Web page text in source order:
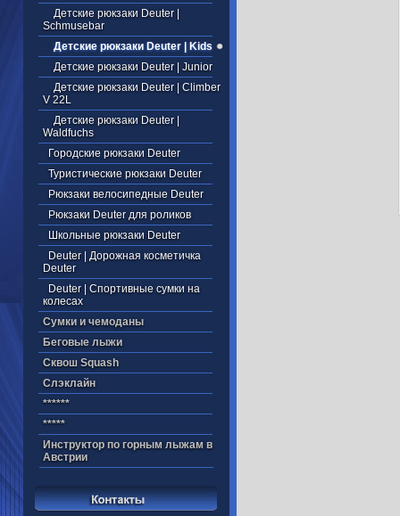
Детские рюкзаки Deuter |
Schmusebar
Детские рюкзаки Deuter | Kids
Детские рюкзаки Deuter | Junior
Детские рюкзаки Deuter | Climber
V 22L
Детские рюкзаки Deuter |
Waldfuchs
Городские рюкзаки Deuter
Туристические рюкзаки Deuter
Рюкзаки велосипедные Deuter
Рюкзаки Deuter для роликов
Школьные рюкзаки Deuter
Deuter | Дорожная косметичка
Deuter
Deuter | Спортивные сумки на
колесах
Cумки и чемоданы
Беговые лыжи
Cквош Squash
Cлэклайн
******
*****
Инструктор по горным лыжам в
Австрии